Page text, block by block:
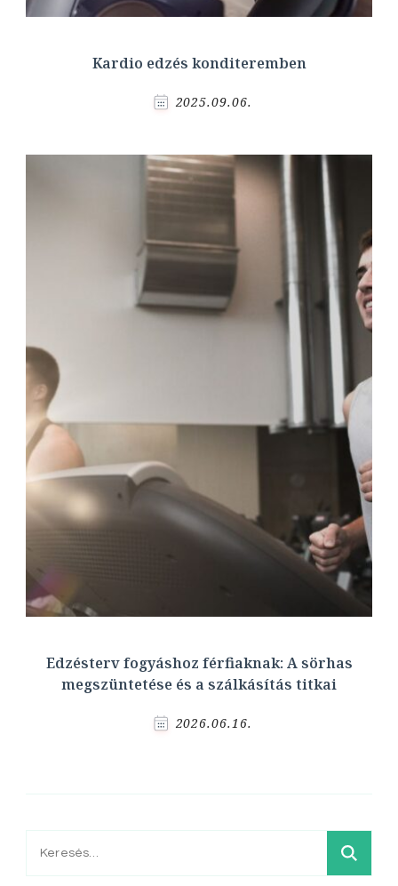
Kardio edzés konditeremben
2025.09.06.
Edzésterv fogyáshoz férfiaknak: A sörhas
megszüntetése és a szálkásítás titkai
2026.06.16.
Keresés: